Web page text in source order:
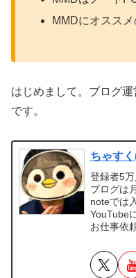
MMDにオススメ
はじめまして。ブログ
です。
ちゃす
登録者5万
ブログは
noteでは
YouTube
お仕事依